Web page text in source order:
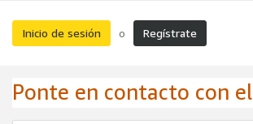
Inicio de sesión o Regístrate
Ponte en contacto con